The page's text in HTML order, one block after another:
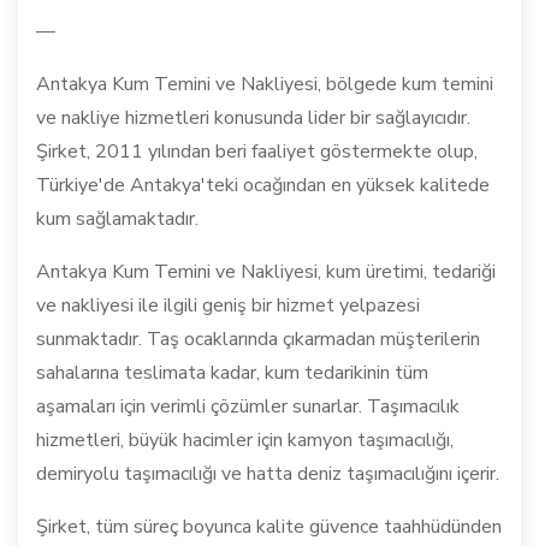
—
Antakya Kum Temini ve Nakliyesi, bölgede kum temini
ve nakliye hizmetleri konusunda lider bir sağlayıcıdır.
Şirket, 2011 yılından beri faaliyet göstermekte olup,
Türkiye'de Antakya'teki ocağından en yüksek kalitede
kum sağlamaktadır.
Antakya Kum Temini ve Nakliyesi, kum üretimi, tedariği
ve nakliyesi ile ilgili geniş bir hizmet yelpazesi
sunmaktadır. Taş ocaklarında çıkarmadan müşterilerin
sahalarına teslimata kadar, kum tedarikinin tüm
aşamaları için verimli çözümler sunarlar. Taşımacılık
hizmetleri, büyük hacimler için kamyon taşımacılığı,
demiryolu taşımacılığı ve hatta deniz taşımacılığını içerir.
Şirket, tüm süreç boyunca kalite güvence taahhüdünden